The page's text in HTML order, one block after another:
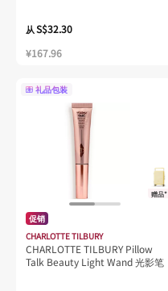
从S$32.30
¥167.96
礼品包装
赠品*
促销
CHARLOTTE TILBURY
CHARLOTTE TILBURY Pillow
Talk Beauty Light Wand 光影笔